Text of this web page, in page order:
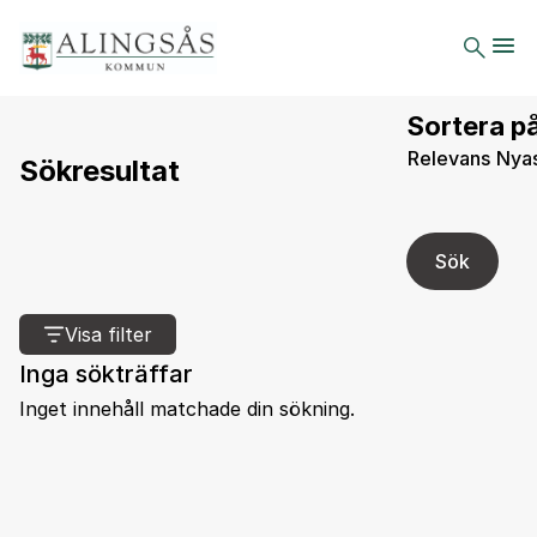
Sökresultat
Sök
Visa filter
Inga sökträffar
Inget innehåll matchade din sökning.
Sortera
Relevans